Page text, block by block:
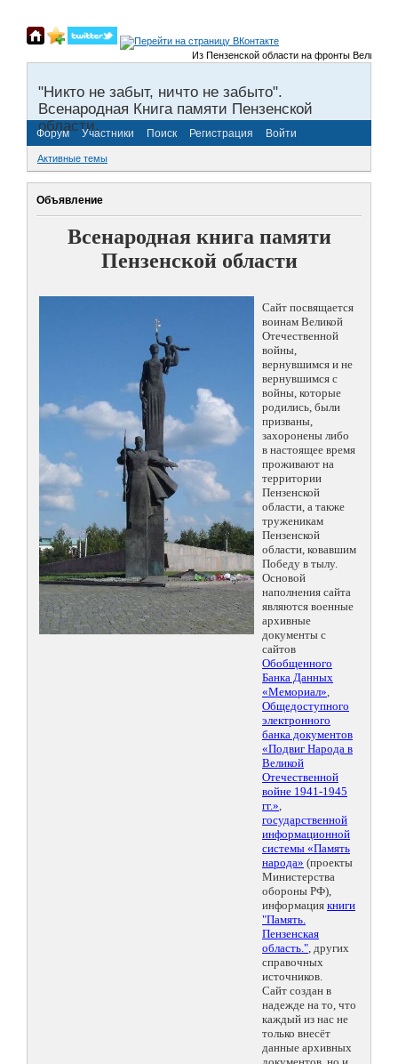
Из Пензенской области на фронты Великой
"Никто не забыт, ничто не забыто".
Всенародная Книга памяти Пензенской
области.
Форум Участники Поиск Регистрация Войти
Активные темы
Объявление
Всенародная книга памяти
Пензенской области
Сайт посвящается
воинам Великой
Отечественной
войны,
вернувшимся и не
вернувшимся с
войны, которые
родились, были
призваны,
захоронены либо
в настоящее время
проживают на
территории
Пензенской
области, а также
труженикам
Пензенской
области, ковавшим
Победу в тылу.
Основой
наполнения сайта
являются военные
архивные
документы с
сайтов
Обобщенного
Банка Данных
«Мемориал»,
Общедоступного
электронного
банка документов
«Подвиг Народа в
Великой
Отечественной
войне 1941-1945
гг.»,
государственной
информационной
системы «Память
народа» (проекты
Министерства
обороны РФ),
информация книги
"Память.
Пензенская
область.", других
справочных
источников.
Сайт создан в
надежде на то, что
каждый из нас не
только внесёт
данные архивных